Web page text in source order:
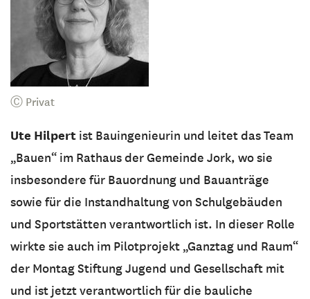
Ⓒ Privat
Ute Hilpert ist Bauingenieurin und leitet das Team
„Bauen“ im Rathaus der Gemeinde Jork, wo sie
insbesondere für Bauordnung und Bauanträge
sowie für die Instandhaltung von Schulgebäuden
und Sportstätten verantwortlich ist. In dieser Rolle
wirkte sie auch im Pilotprojekt „Ganztag und Raum“
der Montag Stiftung Jugend und Gesellschaft mit
und ist jetzt verantwortlich für die bauliche